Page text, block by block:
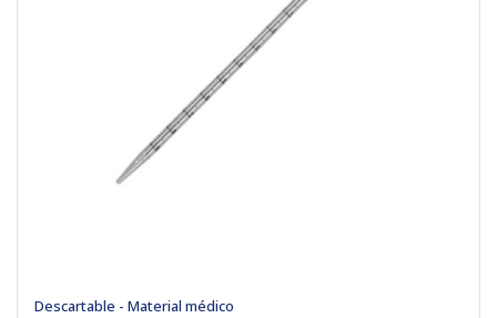
Descartable - Material médico